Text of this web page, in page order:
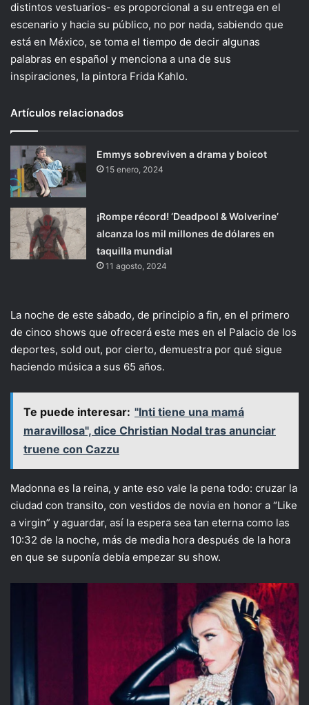
distintos vestuarios- es proporcional a su entrega en el
escenario y hacia su público, no por nada, sabiendo que
está en México, se toma el tiempo de decir algunas
palabras en español y menciona a una de sus
inspiraciones, la pintora Frida Kahlo.
Artículos relacionados
Emmys sobreviven a drama y boicot
15 enero, 2024
¡Rompe récord! ‘Deadpool & Wolverine’
alcanza los mil millones de dólares en
taquilla mundial
11 agosto, 2024
La noche de este sábado, de principio a fin, en el primero
de cinco shows que ofrecerá este mes en el Palacio de los
deportes, sold out, por cierto, demuestra por qué sigue
haciendo música a sus 65 años.
Te puede interesar: "Inti tiene una mamá
maravillosa", dice Christian Nodal tras anunciar
truene con Cazzu
Madonna es la reina, y ante eso vale la pena todo: cruzar la
ciudad con transito, con vestidos de novia en honor a “Like
a virgin” y aguardar, así la espera sea tan eterna como las
10:32 de la noche, más de media hora después de la hora
en que se suponía debía empezar su show.